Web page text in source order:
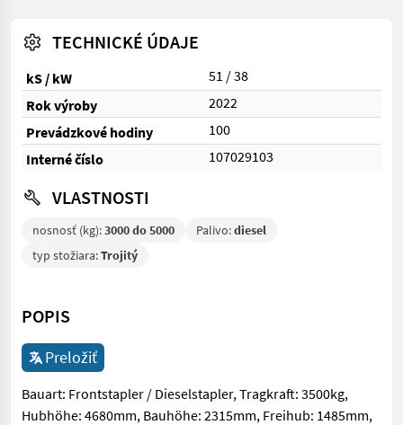
TECHNICKÉ ÚDAJE
kS / kW
51 / 38
Rok výroby
2022
Prevádzkové hodiny
100
Interné číslo
107029103
VLASTNOSTI
nosnosť (kg):3000 do 5000 Palivo:diesel
typ stožiara:Trojitý
POPIS
Preložiť
Bauart: Frontstapler / Dieselstapler, Tragkraft: 3500kg,
Hubhöhe: 4680mm, Bauhöhe: 2315mm, Freihub: 1485mm,